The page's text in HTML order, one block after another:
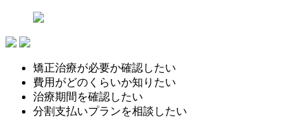
矯正治療が必要か確認したい
費用がどのくらいか知りたい
治療期間を確認したい
分割支払いプランを相談したい